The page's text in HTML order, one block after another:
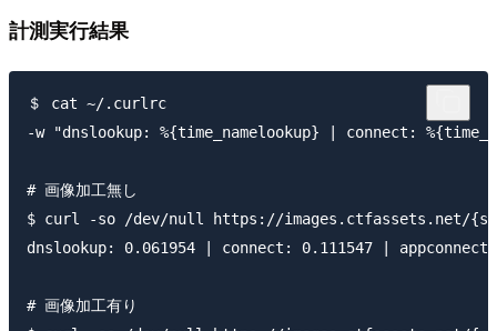
計測実行結果
＄ cat ~/.curlrc
-w "dnslookup: %{time_namelookup} | connect:
# 画像加工無し
$ curl -so /dev/null https://images.ctfassets.net/
dnslookup: 0.061954 | connect: 0.111547 |
# 画像加工有り